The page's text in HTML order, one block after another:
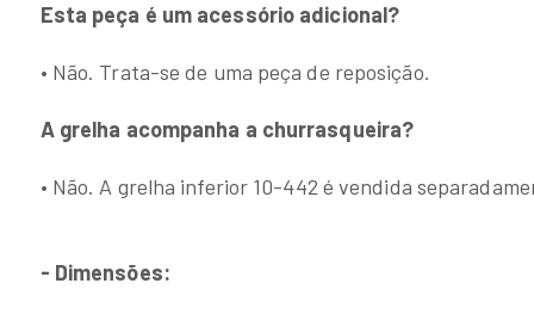
Esta peça é um acessório adicional?
• Não. Trata-se de uma peça de reposição.
A grelha acompanha a churrasqueira?
• Não. A grelha inferior 10-442 é vendida
- Dimensões: